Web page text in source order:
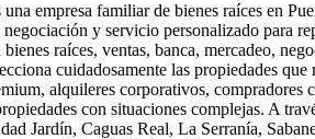
una empresa familiar de bienes raíces en
y servicio personalizado para
raíces, ventas, banca, mercadeo,
cuidadosamente las propiedades
alquileres corporativos,
con situaciones complejas. A
Jardín, Caguas Real, La Serranía,